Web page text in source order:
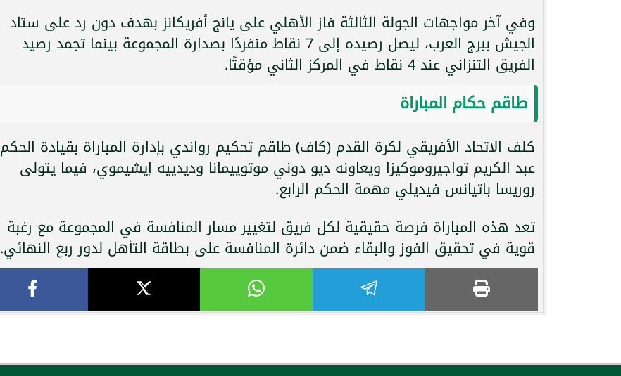
وفي آخر مواجهات الجولة الثالثة فاز الأهلي على يانج أفريكانز بهدف دون رد على ستاد
الجيش ببرج العرب، ليصل رصيده إلى 7 نقاط منفردًا بصدارة المجموعة بينما تجمد رصيد
الفريق التنزاني عند 4 نقاط في المركز الثاني مؤقتًا.
طاقم حكام المباراة
كلف الاتحاد الأفريقي لكرة القدم (كاف) طاقم تحكيم رواندي بإدارة المباراة بقيادة الحكم
عبد الكريم تواجيروموكيزا ويعاونه ديو دوني موتوييمانا وديدييه إيشيموي، فيما يتولى
روريسا باتيانس فيديلي مهمة الحكم الرابع.
تعد هذه المباراة فرصة حقيقية لكل فريق لتغيير مسار المنافسة في المجموعة مع رغبة
قوية في تحقيق الفوز والبقاء ضمن دائرة المنافسة على بطاقة التأهل لدور ربع النهائي.